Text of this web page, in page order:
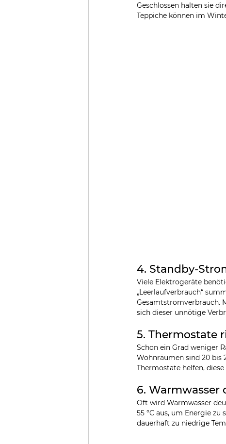
Geschlossen halten sie
Teppiche können im
4. Standby-
Viele Elektrogeräte
„Leerlaufverbrauch“
Gesamtstromverbrauch.
sich dieser unnötige
5. Thermostate
Schon ein Grad weniger
Wohnräumen sind 20 bis
Thermostate helfen,
6. Warmwasser
Oft wird Warmwasser
55 °C aus, um Energie
dauerhaft zu niedrige